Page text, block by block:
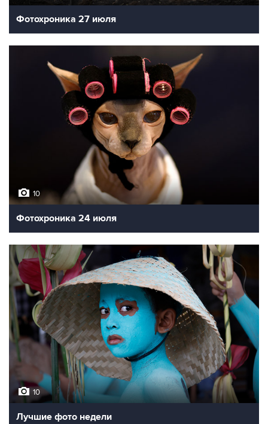
Фотохроника 27 июля
10
Фотохроника 24 июля
10
Лучшие фото недели